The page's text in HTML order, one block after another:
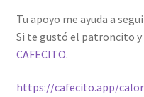
Tu apoyo me ayuda a
Si te gustó el patroncito
CAFECITO.
https://cafecito.app/